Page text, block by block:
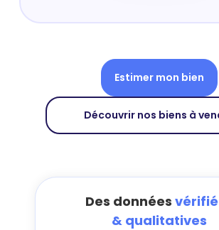
Estimer mon bien
Découvrir nos biens à
Des données
& qualitatives